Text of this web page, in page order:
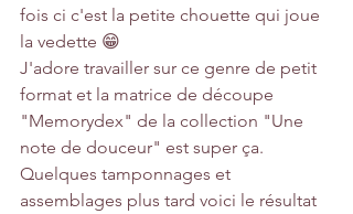
fois ci c'est la petite chouette qui joue
la vedette 😁
J'adore travailler sur ce genre de petit
format et la matrice de découpe
"Memorydex" de la collection "Une
note de douceur" est super ça.
Quelques tamponnages et
assemblages plus tard voici le résultat